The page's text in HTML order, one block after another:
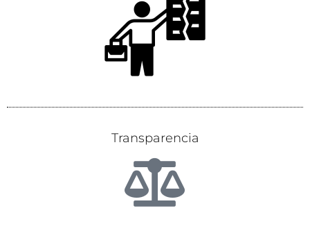
Transparencia